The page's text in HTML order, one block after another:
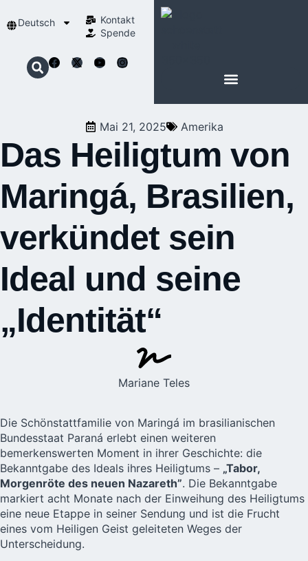
Deutsch
Kontakt
Spende
Mai 21, 2025 Amerika
Das Heiligtum von
Maringá, Brasilien,
verkündet sein
Ideal und seine
„Identität“
Mariane Teles
Die Schönstattfamilie von Maringá im brasilianischen
Bundesstaat Paraná erlebt einen weiteren
bemerkenswerten Moment in ihrer Geschichte: die
Bekanntgabe des Ideals ihres Heiligtums – „Tabor,
Morgenröte des neuen Nazareth”. Die Bekanntgabe
markiert acht Monate nach der Einweihung des Heiligtums
eine neue Etappe in seiner Sendung und ist die Frucht
eines vom Heiligen Geist geleiteten Weges der
Unterscheidung.